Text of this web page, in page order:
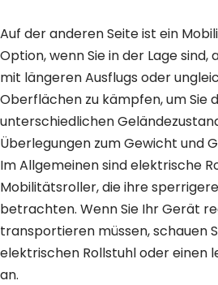
Auf der anderen Seite ist ein
Option, wenn Sie in der Lage sind,
mit längeren Ausflugs oder
Oberflächen zu kämpfen, um Sie
unterschiedlichen
Überlegungen zum Gewicht und
Im Allgemeinen sind elektrische
Mobilitätsroller, die ihre
betrachten. Wenn Sie Ihr Gerät
transportieren müssen, schauen
elektrischen Rollstuhlodereinen
an.